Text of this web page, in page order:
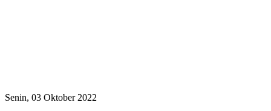
Senin, 03 Oktober 2022